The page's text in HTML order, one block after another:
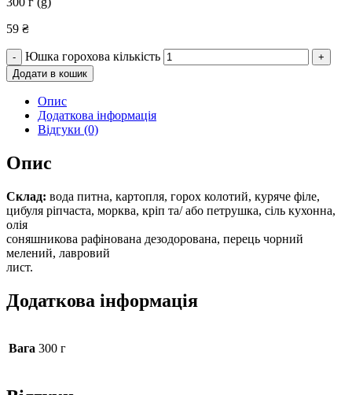
59 ₴
- Юшка горохова кількість
+
Додати в кошик
Опис
Додаткова інформація
Відгуки (0)
Опис
Склад: вода питна, картопля, горох колотий, куряче філе,
цибуля ріпчаста, морква, кріп та/ або петрушка, сіль кухонна,
олія
соняшникова рафінована дезодорована, перець чорний
мелений, лавровий
лист.
Додаткова інформація
Вага 300 г